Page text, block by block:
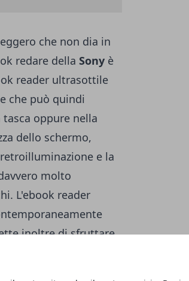
che non dia in
redare della Sony è
reader ultrasottile
che può quindi
oppure nella
dello schermo,
e la
molto
L'ebook reader
inoltre di sfruttare
parola che non
ad